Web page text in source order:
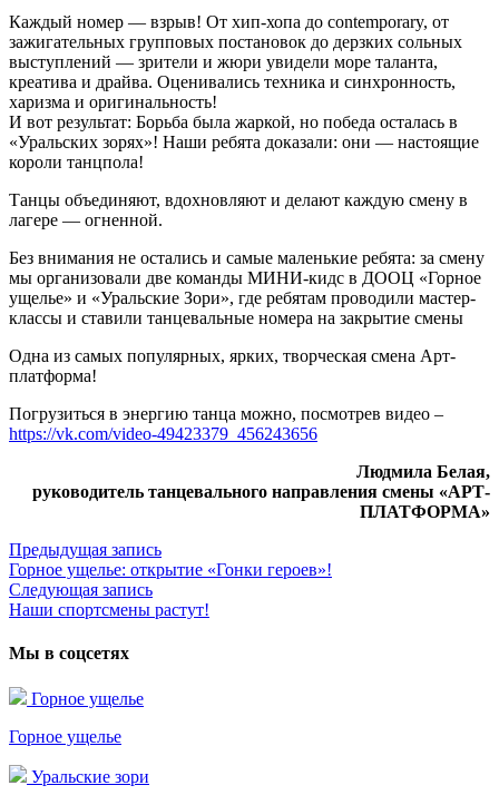
Каждый номер — взрыв! От хип-хопа до contemporary, от
зажигательных групповых постановок до дерзких сольных
выступлений — зрители и жюри увидели море таланта,
креатива и драйва. Оценивались техника и синхронность,
харизма и оригинальность!
И вот результат: Борьба была жаркой, но победа осталась в
«Уральских зорях»! Наши ребята доказали: они — настоящие
короли танцпола!
Танцы объединяют, вдохновляют и делают каждую смену в
лагере — огненной.
Без внимания не остались и самые маленькие ребята: за смену
мы организовали две команды МИНИ-кидс в ДООЦ «Горное
ущелье» и «Уральские Зори», где ребятам проводили мастер-
классы и ставили танцевальные номера на закрытие смены
Одна из самых популярных, ярких, творческая смена Арт-
платформа!
Погрузиться в энергию танца можно, посмотрев видео –
https://vk.com/video-49423379_456243656
Людмила Белая,
руководитель танцевального направления смены «АРТ-
ПЛАТФОРМА»
Навигация
по
Предыдущая запись
запись:
Горное ущелье: открытие «Гонки героев»!
Следующая запись
запись:
Наши спортсмены растут!
Мы в соцсетях
Горное ущелье
Горное ущелье
Уральские зори